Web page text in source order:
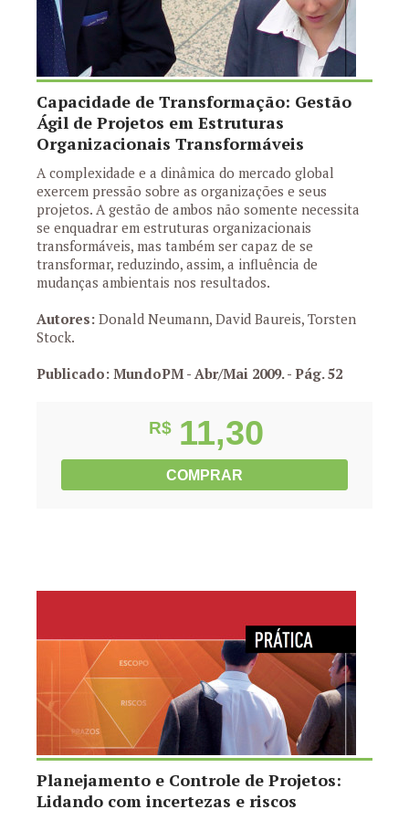
Capacidade de Transformação: Gestão
Ágil de Projetos em Estruturas
Organizacionais Transformáveis
A complexidade e a dinâmica do mercado global
exercem pressão sobre as organizações e seus
projetos. A gestão de ambos não somente necessita
se enquadrar em estruturas organizacionais
transformáveis, mas também ser capaz de se
transformar, reduzindo, assim, a influência de
mudanças ambientais nos resultados.
Autores: Donald Neumann, David Baureis, Torsten
Stock.
Publicado: MundoPM - Abr/Mai 2009.- Pág. 52
R$ 11,30
COMPRAR
Planejamento e Controle de Projetos:
Lidando com incertezas e riscos